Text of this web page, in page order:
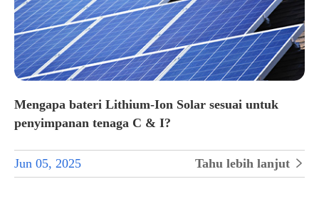
Mengapa bateri Lithium-Ion Solar sesuai untuk
penyimpanan tenaga C & I?
Jun 05, 2025 Tahu lebih lanjut 